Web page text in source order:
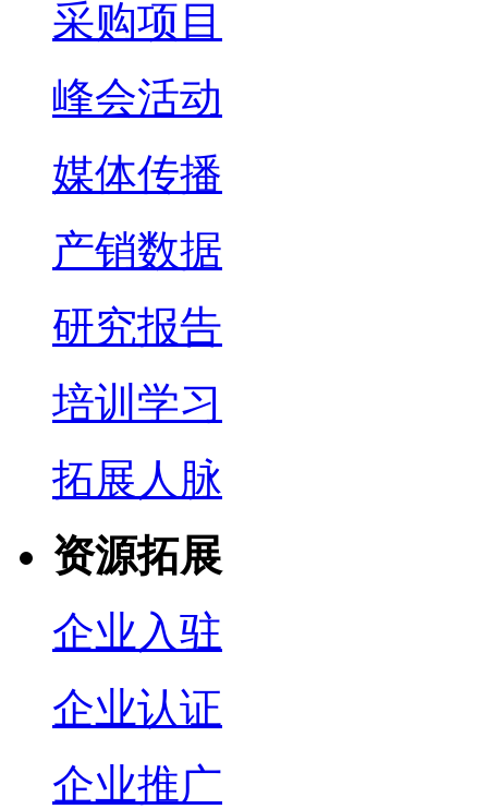
采购项目
峰会活动
媒体传播
产销数据
研究报告
培训学习
拓展人脉
资源拓展
企业入驻
企业认证
企业推广